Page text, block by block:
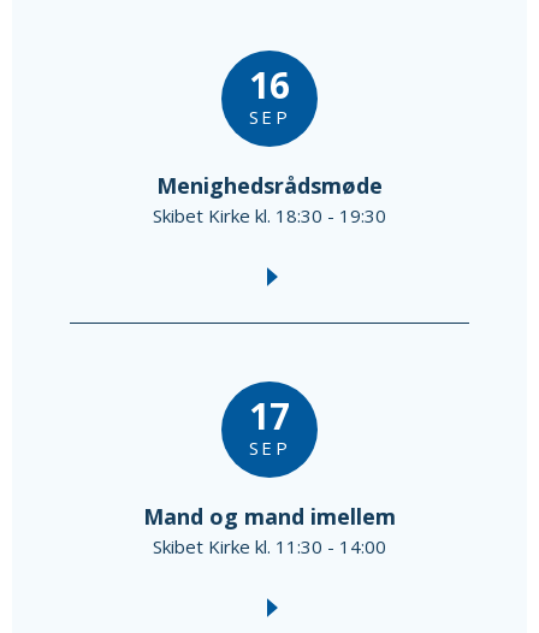
16
SEP
Menighedsrådsmøde
Skibet Kirke kl. 18:30 - 19:30
17
SEP
Mand og mand imellem
Skibet Kirke kl. 11:30 - 14:00